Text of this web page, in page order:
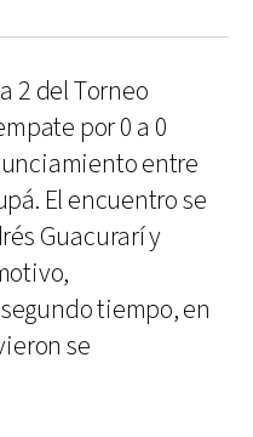
2 del Torneo
por 0 a 0
entre
El encuentro se
Guacurarí y
tiempo, en
se